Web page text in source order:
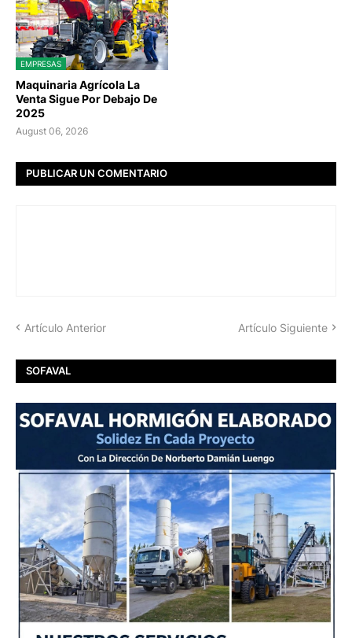
EMPRESAS
Maquinaria Agrícola La
Venta Sigue Por Debajo De
2025
August 06, 2026
PUBLICAR UN COMENTARIO
Artículo Anterior Artículo Siguiente
SOFAVAL